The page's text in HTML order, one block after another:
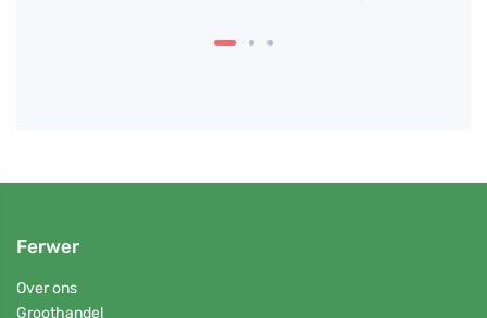
Ferwer
Over ons
Groothandel